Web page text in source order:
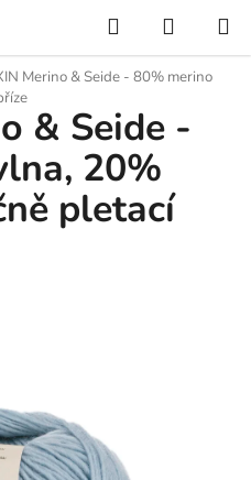
Hledat
KOŠÍK
Merino & Seide - 80% merino
& Seide -
20%
pletací